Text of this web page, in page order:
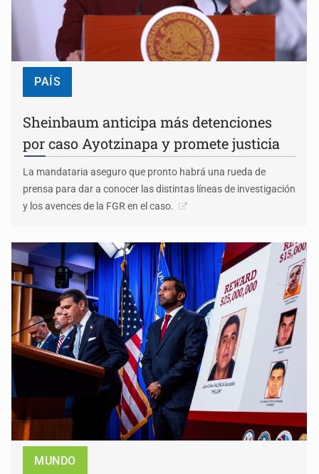
PAÍS
Sheinbaum anticipa más detenciones
por caso Ayotzinapa y promete justicia
La mandataria aseguro que pronto habrá una rueda de
prensa para dar a conocer las distintas líneas de investigación
y los avences de la FGR en el caso.
MUNDO